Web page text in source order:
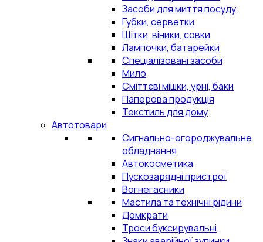
Засоби для миття посуду
Губки, серветки
Щітки, віники, совки
Лампочки, батарейки
Спеціалізовані засоби
Мило
Сміттєві мішки, урні, баки
Паперова продукція
Текстиль для дому
Автотовари
Сигнально-огороджувальне
обладнання
Автокосметика
Пускозарядні пристрої
Вогнегасники
Мастила та технічні рідини
Домкрати
Троси буксирувальні